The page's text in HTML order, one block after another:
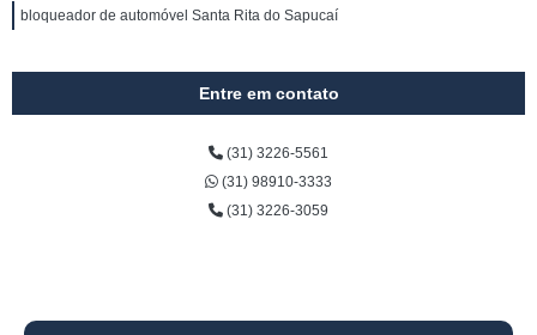
bloqueador de automóvel Santa Rita do Sapucaí
Entre em contato
(31) 3226-5561
(31) 98910-3333
(31) 3226-3059